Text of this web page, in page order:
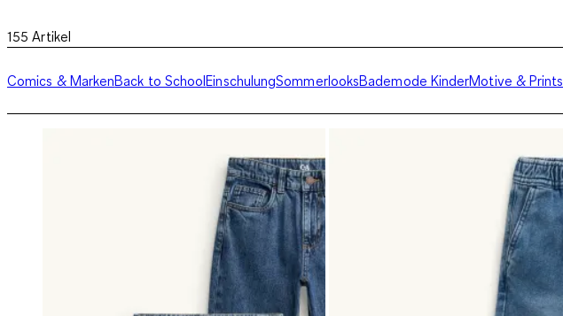
155 Artikel
Comics & MarkenBack to SchoolEinschulungSommerlooksBademode KinderMotive & Prints